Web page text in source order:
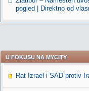
pogled | Direktno od
U FOKUSU NA MYCITY
Rat Izrael i SAD protiv